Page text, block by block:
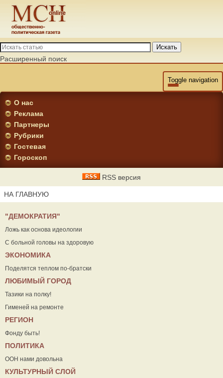
Искать
Расширенный поиск
Toggle navigation
О нас
Реклама
Партнеры
Рубрики
Гостевая
Гороскоп
RSS версия
НА ГЛАВНУЮ
"ДЕМОКРАТИЯ"
Ложь как основа идеологии
С больной головы на здоровую
ЭКОНОМИКА
Поделятся теплом по-братски
ЛЮБИМЫЙ ГОРОД
Тазики на полку!
Гименей на ремонте
РЕГИОН
Фонду быть!
ПОЛИТИКА
ООН нами довольна
КУЛЬТУРНЫЙ СЛОЙ